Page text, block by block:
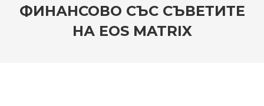
#Хубаво местенце в Пловдив
#Годината на Змията
ФИНАНСОВО СЪС СЪВЕТИТЕ
НА EOS MATRIX